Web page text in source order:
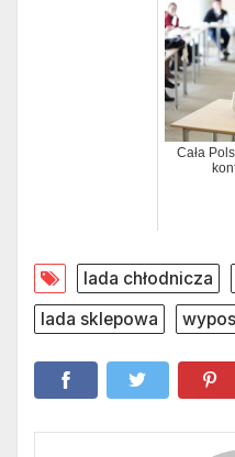
Cała
lada chłodnicza
lada sklepowa